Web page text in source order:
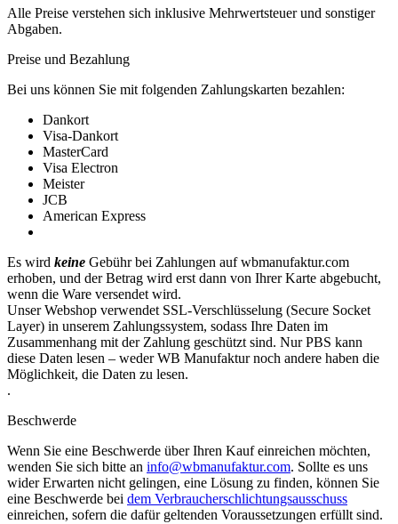
Alle Preise verstehen sich inklusive Mehrwertsteuer und sonstiger
Abgaben.
Preise und Bezahlung
Bei uns können Sie mit folgenden Zahlungskarten bezahlen:
Dankort
Visa-Dankort
MasterCard
Visa Electron
Meister
JCB
American Express
Es wird keine Gebühr bei Zahlungen auf wbmanufaktur.com
erhoben, und der Betrag wird erst dann von Ihrer Karte abgebucht,
wenn die Ware versendet wird.
Unser Webshop verwendet SSL-Verschlüsselung (Secure Socket
Layer) in unserem Zahlungssystem, sodass Ihre Daten im
Zusammenhang mit der Zahlung geschützt sind. Nur PBS kann
diese Daten lesen – weder WB Manufaktur noch andere haben die
Möglichkeit, die Daten zu lesen.
.
Beschwerde
Wenn Sie eine Beschwerde über Ihren Kauf einreichen möchten,
wenden Sie sich bitte an info@wbmanufaktur.com. Sollte es uns
wider Erwarten nicht gelingen, eine Lösung zu finden, können Sie
eine Beschwerde bei dem Verbraucherschlichtungsausschuss
einreichen, sofern die dafür geltenden Voraussetzungen erfüllt sind.